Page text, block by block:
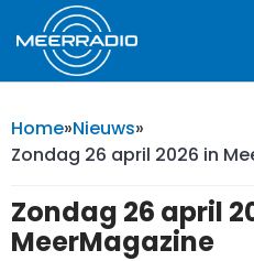
Home»Nieuws»
Zondag 26 april 2026 in
Zondag 26 april
MeerMagazine